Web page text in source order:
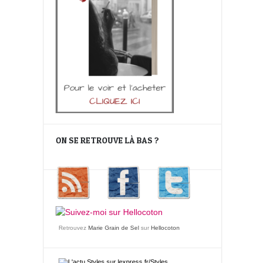
ON SE RETROUVE LÀ BAS ?
Retrouvez Marie Grain de Sel sur Hellocoton